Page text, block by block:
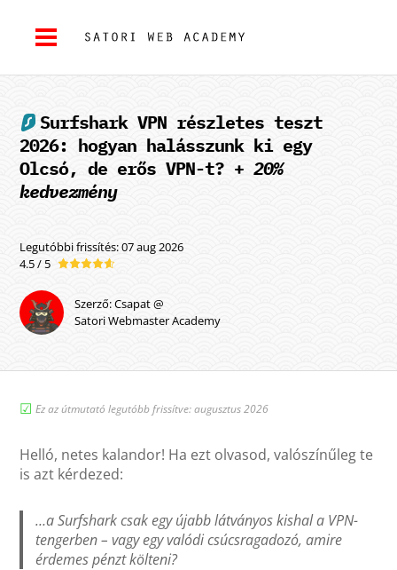
Surfshark VPN részletes teszt
2026: hogyan halásszunk ki egy
Olcsó, de erős VPN-t? +20%
kedvezmény
Legutóbbi frissítés: 07 aug 2026
4.5 / 5
Szerző: Csapat @
Satori Webmaster Academy
☑︎ Ez az útmutató legutóbb frissítve: augusztus 2026
Helló, netes kalandor! Ha ezt olvasod, valószínűleg te
is azt kérdezed:
…a Surfshark csak egy újabb látványos kishal a VPN-
tengerben – vagy egy valódi csúcsragadozó, amire
érdemes pénzt költeni?